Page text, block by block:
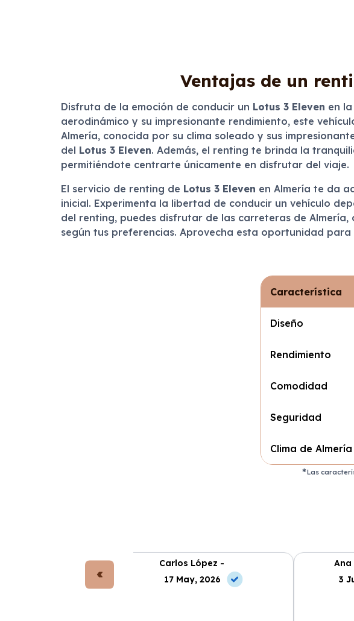
Ventajas de un
Disfruta de la emoción de conducir un Lotus 3 Eleven en
aerodinámico y su impresionante rendimiento, este
Almería, conocida por su clima soleado y sus
del Lotus 3 Eleven. Además, el renting te brinda la
permitiéndote centrarte únicamente en disfrutar del viaje.
El servicio de renting de Lotus 3 Eleven en Almería te da
inicial. Experimenta la libertad de conducir un vehículo
del renting, puedes disfrutar de las carreteras de
según tus preferencias. Aprovecha esta oportunidad
Característica
Diseño
Rendimiento
Comodidad
Seguridad
Clima de Almería
Las
Carlos López -
17 May, 2026
Ana
3